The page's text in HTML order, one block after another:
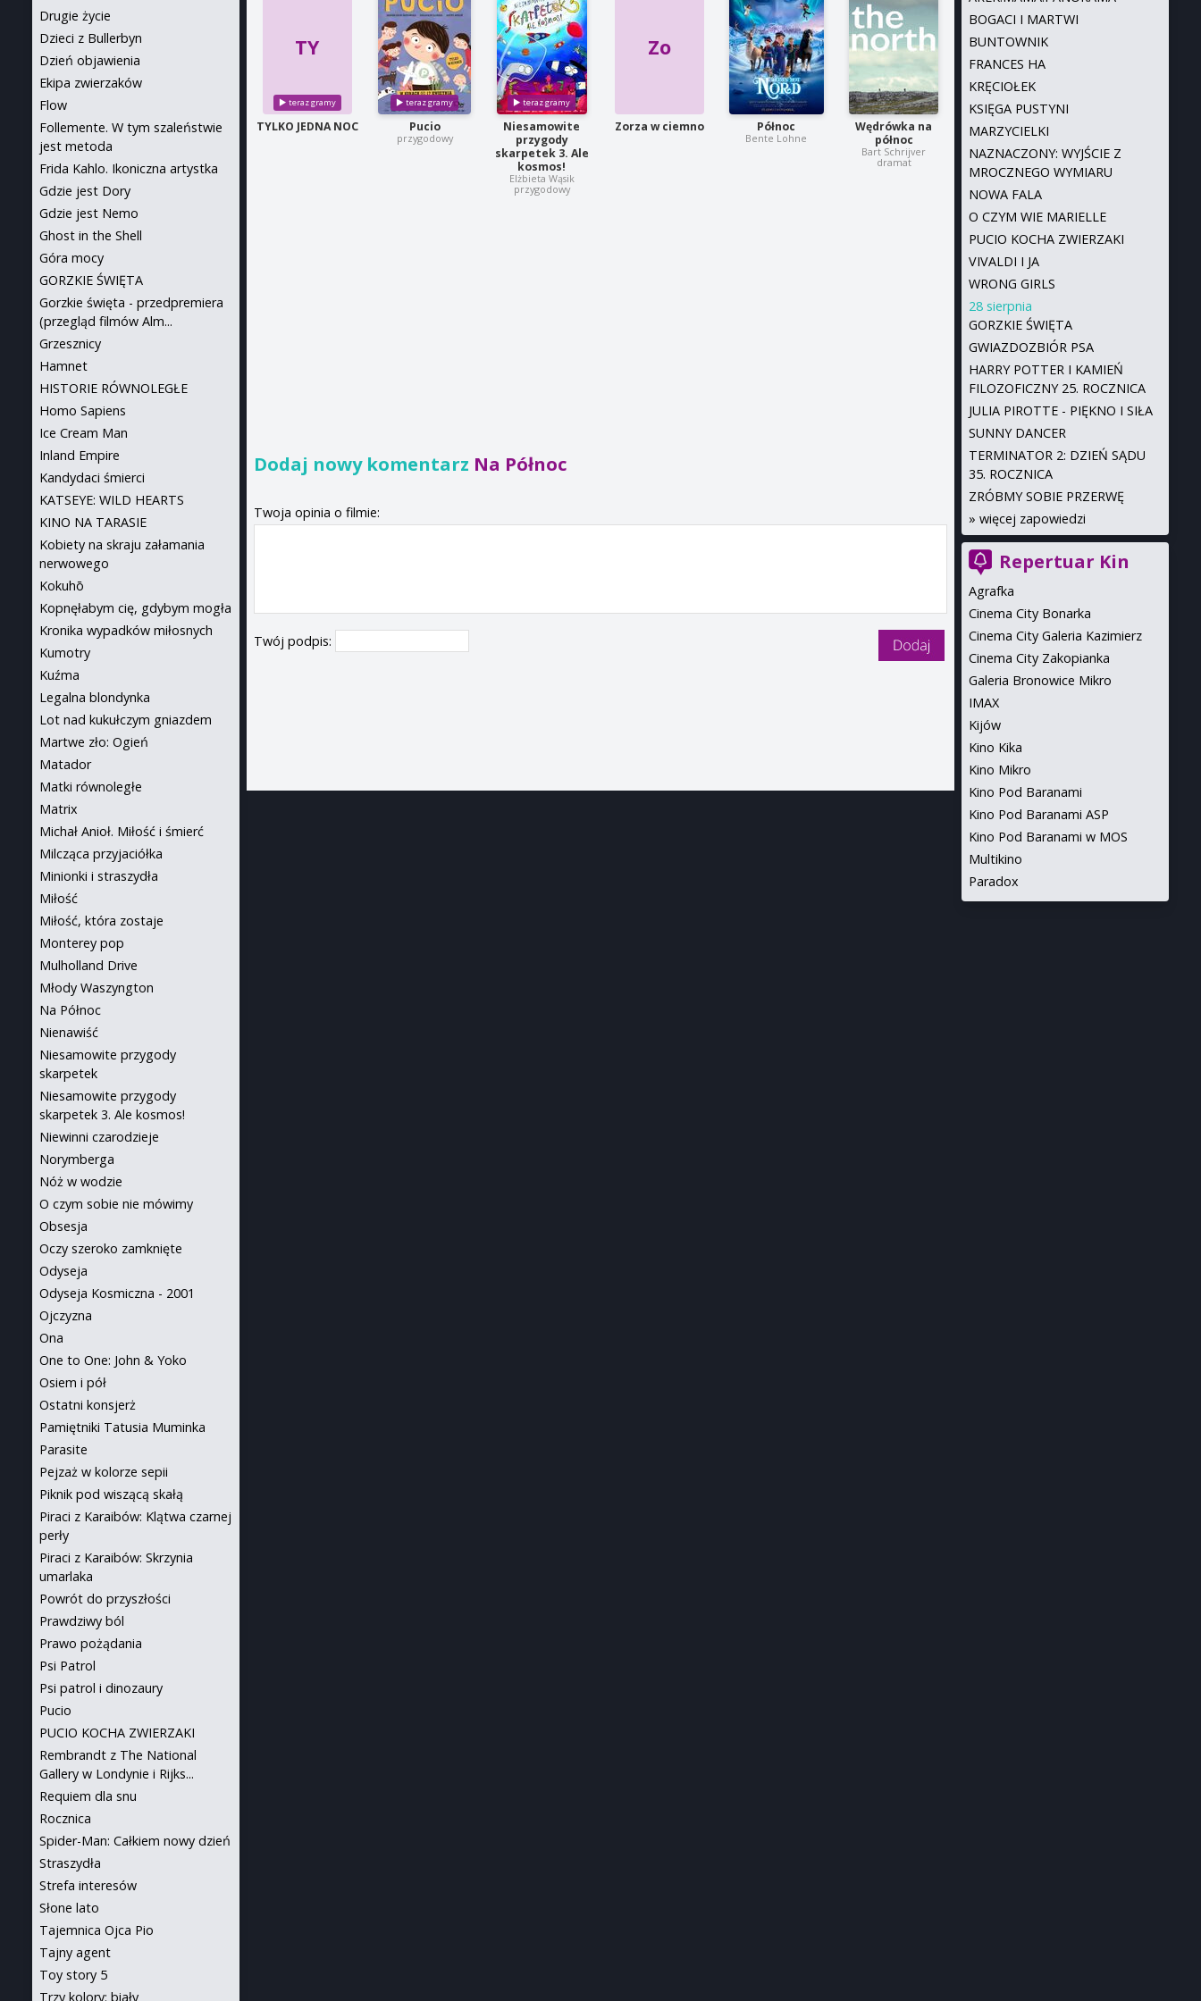
TY
TYLKO JEDNA NOC Pucio
przygodowy
Niesamowite
przygody
skarpetek 3. Ale
kosmos!
Elżbieta Wąsik
przygodowy
Zo
Zorza w ciemno Północ
Bente Lohne
Wędrówka na
północ
Bart Schrijver
dramat
Dodaj nowy komentarz Na Północ
Twoja opinia o filmie:
Twój podpis:
BOGACI I MARTWI
BUNTOWNIK
FRANCES HA
KRĘCIOŁEK
KSIĘGA PUSTYNI
MARZYCIELKI
NAZNACZONY: WYJŚCIE Z
MROCZNEGO WYMIARU
NOWA FALA
O CZYM WIE MARIELLE
PUCIO KOCHA ZWIERZAKI
VIVALDI I JA
WRONG GIRLS
28 sierpnia
GORZKIE ŚWIĘTA
GWIAZDOZBIÓR PSA
HARRY POTTER I KAMIEŃ
FILOZOFICZNY 25. ROCZNICA
JULIA PIROTTE - PIĘKNO I SIŁA
SUNNY DANCER
TERMINATOR 2: DZIEŃ SĄDU
35. ROCZNICA
ZRÓBMY SOBIE PRZERWĘ
» więcej zapowiedzi
Repertuar Kin
Agrafka
Cinema City Bonarka
Cinema City Galeria Kazimierz
Cinema City Zakopianka
Galeria Bronowice Mikro
IMAX
Kijów
Kino Kika
Kino Mikro
Kino Pod Baranami
Kino Pod Baranami ASP
Kino Pod Baranami w MOS
Multikino
Paradox
Drugie życie
Dzieci z Bullerbyn
Dzień objawienia
Ekipa zwierzaków
Flow
Follemente. W tym szaleństwie
jest metoda
Frida Kahlo. Ikoniczna artystka
Gdzie jest Dory
Gdzie jest Nemo
Ghost in the Shell
Góra mocy
GORZKIE ŚWIĘTA
Gorzkie święta - przedpremiera
(przegląd filmów Alm...
Grzesznicy
Hamnet
HISTORIE RÓWNOLEGŁE
Homo Sapiens
Ice Cream Man
Inland Empire
Kandydaci śmierci
KATSEYE: WILD HEARTS
KINO NA TARASIE
Kobiety na skraju załamania
nerwowego
Kokuhō
Kopnęłabym cię, gdybym mogła
Kronika wypadków miłosnych
Kumotry
Kuźma
Legalna blondynka
Lot nad kukułczym gniazdem
Martwe zło: Ogień
Matador
Matki równoległe
Matrix
Michał Anioł. Miłość i śmierć
Milcząca przyjaciółka
Minionki i straszydła
Miłość
Miłość, która zostaje
Monterey pop
Mulholland Drive
Młody Waszyngton
Na Północ
Nienawiść
Niesamowite przygody
skarpetek
Niesamowite przygody
skarpetek 3. Ale kosmos!
Niewinni czarodzieje
Norymberga
Nóż w wodzie
O czym sobie nie mówimy
Obsesja
Oczy szeroko zamknięte
Odyseja
Odyseja Kosmiczna - 2001
Ojczyzna
Ona
One to One: John & Yoko
Osiem i pół
Ostatni konsjerż
Pamiętniki Tatusia Muminka
Parasite
Pejzaż w kolorze sepii
Piknik pod wiszącą skałą
Piraci z Karaibów: Klątwa czarnej
perły
Piraci z Karaibów: Skrzynia
umarlaka
Powrót do przyszłości
Prawdziwy ból
Prawo pożądania
Psi Patrol
Psi patrol i dinozaury
Pucio
PUCIO KOCHA ZWIERZAKI
Rembrandt z The National
Gallery w Londynie i Rijks...
Requiem dla snu
Rocznica
Spider-Man: Całkiem nowy dzień
Straszydła
Strefa interesów
Słone lato
Tajemnica Ojca Pio
Tajny agent
Toy story 5
Trzy kolory: biały